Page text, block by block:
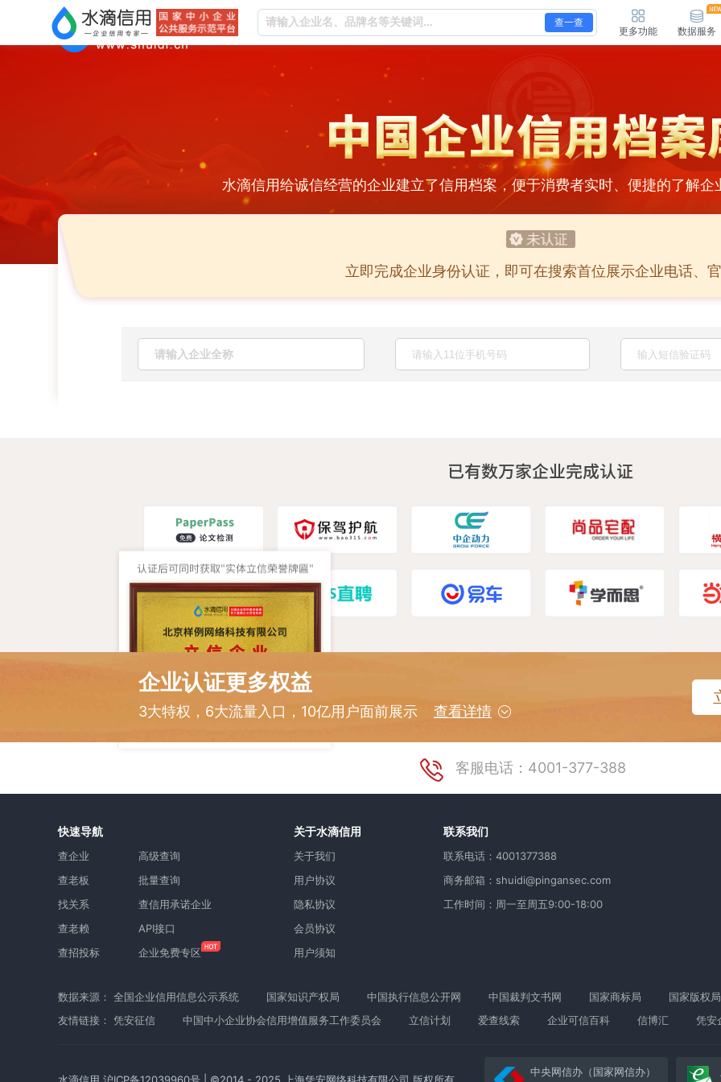
查一查
更多功能 数据服务
水滴信用给诚信经营的企业建立了信用档案，便于消费者实时、便捷的了解企
立即完成企业身份认证，即可在搜索首位展示企业电话、
企业认证更多权益
3大特权，6大流量入口，10亿用户面前展示 查看详情
客服电话：4001-377-388
快速导航
查企业
查老板
找关系
查老赖
查招投标
高级查询
批量查询
查信用承诺企业
API接口
企业免费专区
关于水滴信用
关于我们
用户协议
隐私协议
会员协议
用户须知
联系我们
联系电话：4001377388
商务邮箱：shuidi@pingansec.com
工作时间：周一至周五9:00-18:00
数据来源： 全国企业信用信息公示系统 国家知识产权局 中国执行信息公开网 中国裁判文书网 国家商标局
国家版权局
友情链接： 凭安征信 中国中小企业协会信用增值服务工作委员会 立信计划 爱查线索 企业可信百科 信博汇 凭安
水滴信用 沪ICP备12039960号 | ©2014 - 2025 上海凭安网络科技有限公司 版权所有
中央网信办（国家网信办）